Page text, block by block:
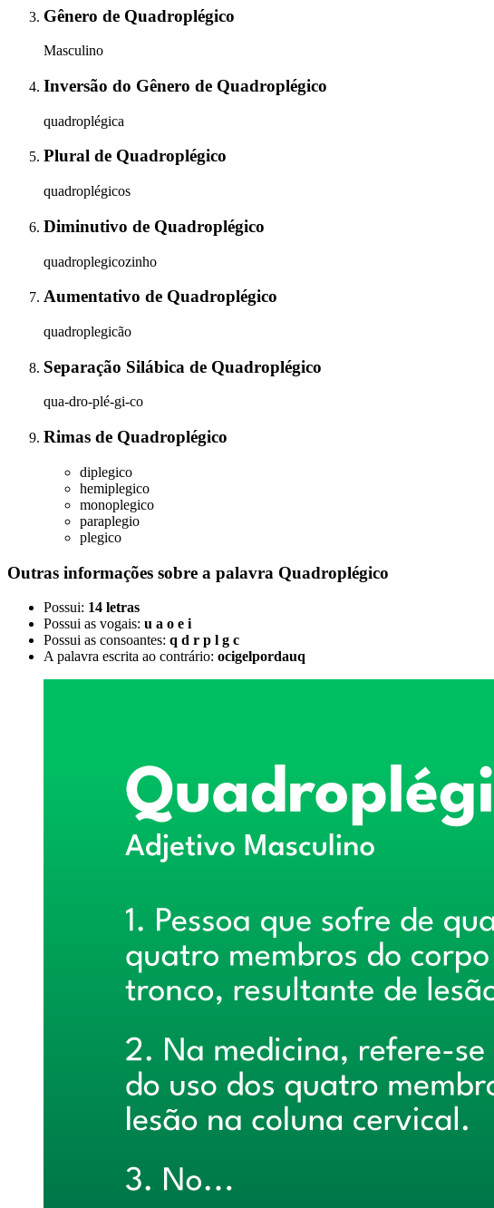
Gênero de Quadroplégico
Masculino
Inversão do Gênero de Quadroplégico
quadroplégica
Plural de Quadroplégico
quadroplégicos
Diminutivo de Quadroplégico
quadroplegicozinho
Aumentativo de Quadroplégico
quadroplegicão
Separação Silábica de Quadroplégico
qua-dro-plé-gi-co
Rimas de Quadroplégico
diplegico
hemiplegico
monoplegico
paraplegio
plegico
Outras informações sobre a palavra Quadroplégico
Possui: 14 letras
Possui as vogais: u a o e i
Possui as consoantes: q d r p l g c
A palavra escrita ao contrário: ocigelpordauq